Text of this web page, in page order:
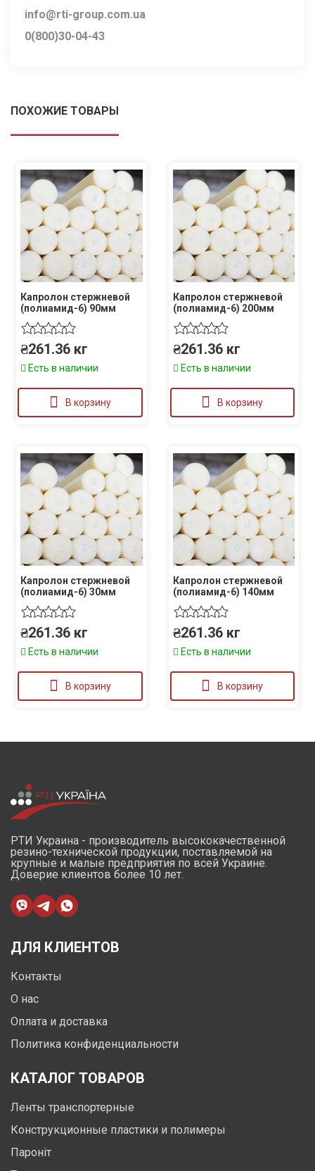
info@rti-group.com.ua
0(800)30-04-43
ПОХОЖИЕ ТОВАРЫ
Капролон стержневой
(полиамид-6) 90мм
₴261.36 кг
Есть в наличии
В корзину
Капролон стержневой
(полиамид-6) 200мм
₴261.36 кг
Есть в наличии
В корзину
Капролон стержневой
(полиамид-6) 30мм
₴261.36 кг
Есть в наличии
В корзину
Капролон стержневой
(полиамид-6) 140мм
₴261.36 кг
Есть в наличии
В корзину
РТИ Украина - производитель высококачественной
резино-технической продукции, поставляемой на
крупные и малые предприятия по всей Украине.
Доверие клиентов более 10 лет.
ДЛЯ КЛИЕНТОВ
Контакты
О нас
Оплата и доставка
Политика конфиденциальности
КАТАЛОГ ТОВАРОВ
Ленты транспортерные
Конструкционные пластики и полимеры
Пароніт